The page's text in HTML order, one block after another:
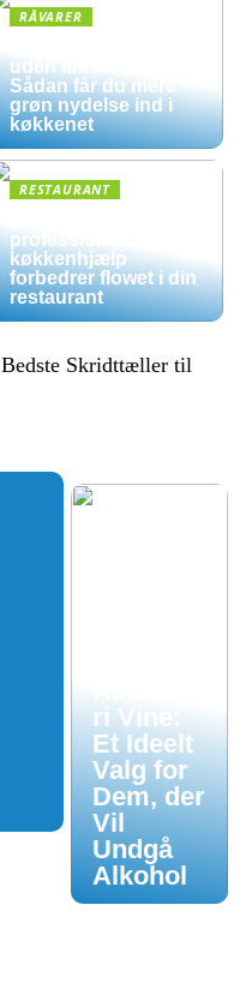
RÅVARER
uden luksuspriser:
Sådan får du mere
grøn nydelse ind i
køkkenet
RESTAURANT
professionel
køkkenhjælp
forbedrer flowet i din
restaurant
Skridttæller til
ri Vine:
Et Ideelt
Valg for
Dem, der
Vil
Undgå
Alkohol